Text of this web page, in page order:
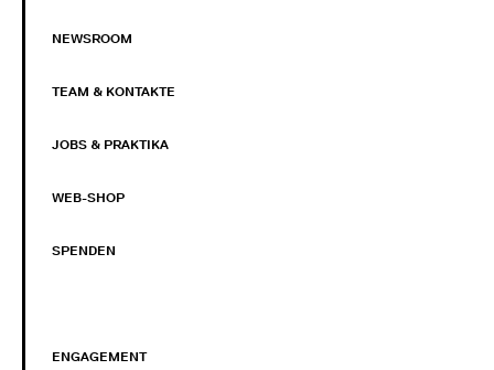
NEWSROOM
TEAM & KONTAKTE
JOBS & PRAKTIKA
WEB-SHOP
SPENDEN
ENGAGEMENT